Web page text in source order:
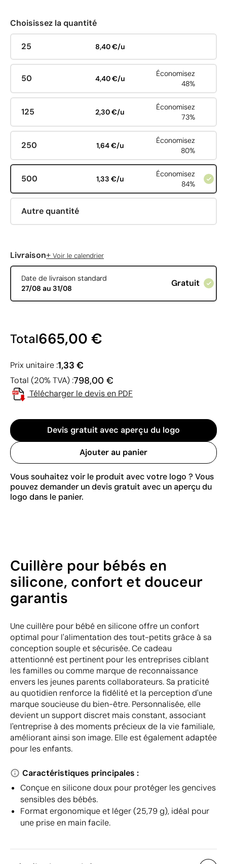
Choisissez la quantité
25 8,40 €/u
50 4,40 €/u
Économisez
48%
125 2,30 €/u
Économisez
73%
250 1,64 €/u
Économisez
80%
500 1,33 €/u
Économisez
84%
Autre quantité
Livraison+ Voir le calendrier
Date de livraison standard
27/08 au 31/08
Gratuit
Total665,00 €
Prix unitaire :1,33 €
Total (20% TVA) :798,00 €
Télécharger le devis en PDF
Devis gratuit avec aperçu du logo
Ajouter au panier
Vous souhaitez voir le produit avec votre logo ? Vous
pouvez demander un devis gratuit avec un aperçu du
logo dans le panier.
Cuillère pour bébés en
silicone, confort et douceur
garantis
Une cuillère pour bébé en silicone offre un confort
optimal pour l'alimentation des tout-petits grâce à sa
conception souple et sécurisée. Ce cadeau
attentionné est pertinent pour les entreprises ciblant
les familles ou comme marque de reconnaissance
envers les jeunes parents collaborateurs. Sa praticité
au quotidien renforce la fidélité et la perception d'une
marque soucieuse du bien-être. Personnalisée, elle
devient un support discret mais constant, associant
l'entreprise à des moments précieux de la vie familiale,
améliorant ainsi son image. Elle est également adaptée
pour les enfants.
Caractéristiques principales :
Conçue en silicone doux pour protéger les gencives
sensibles des bébés.
Format ergonomique et léger (25,79 g), idéal pour
une prise en main facile.